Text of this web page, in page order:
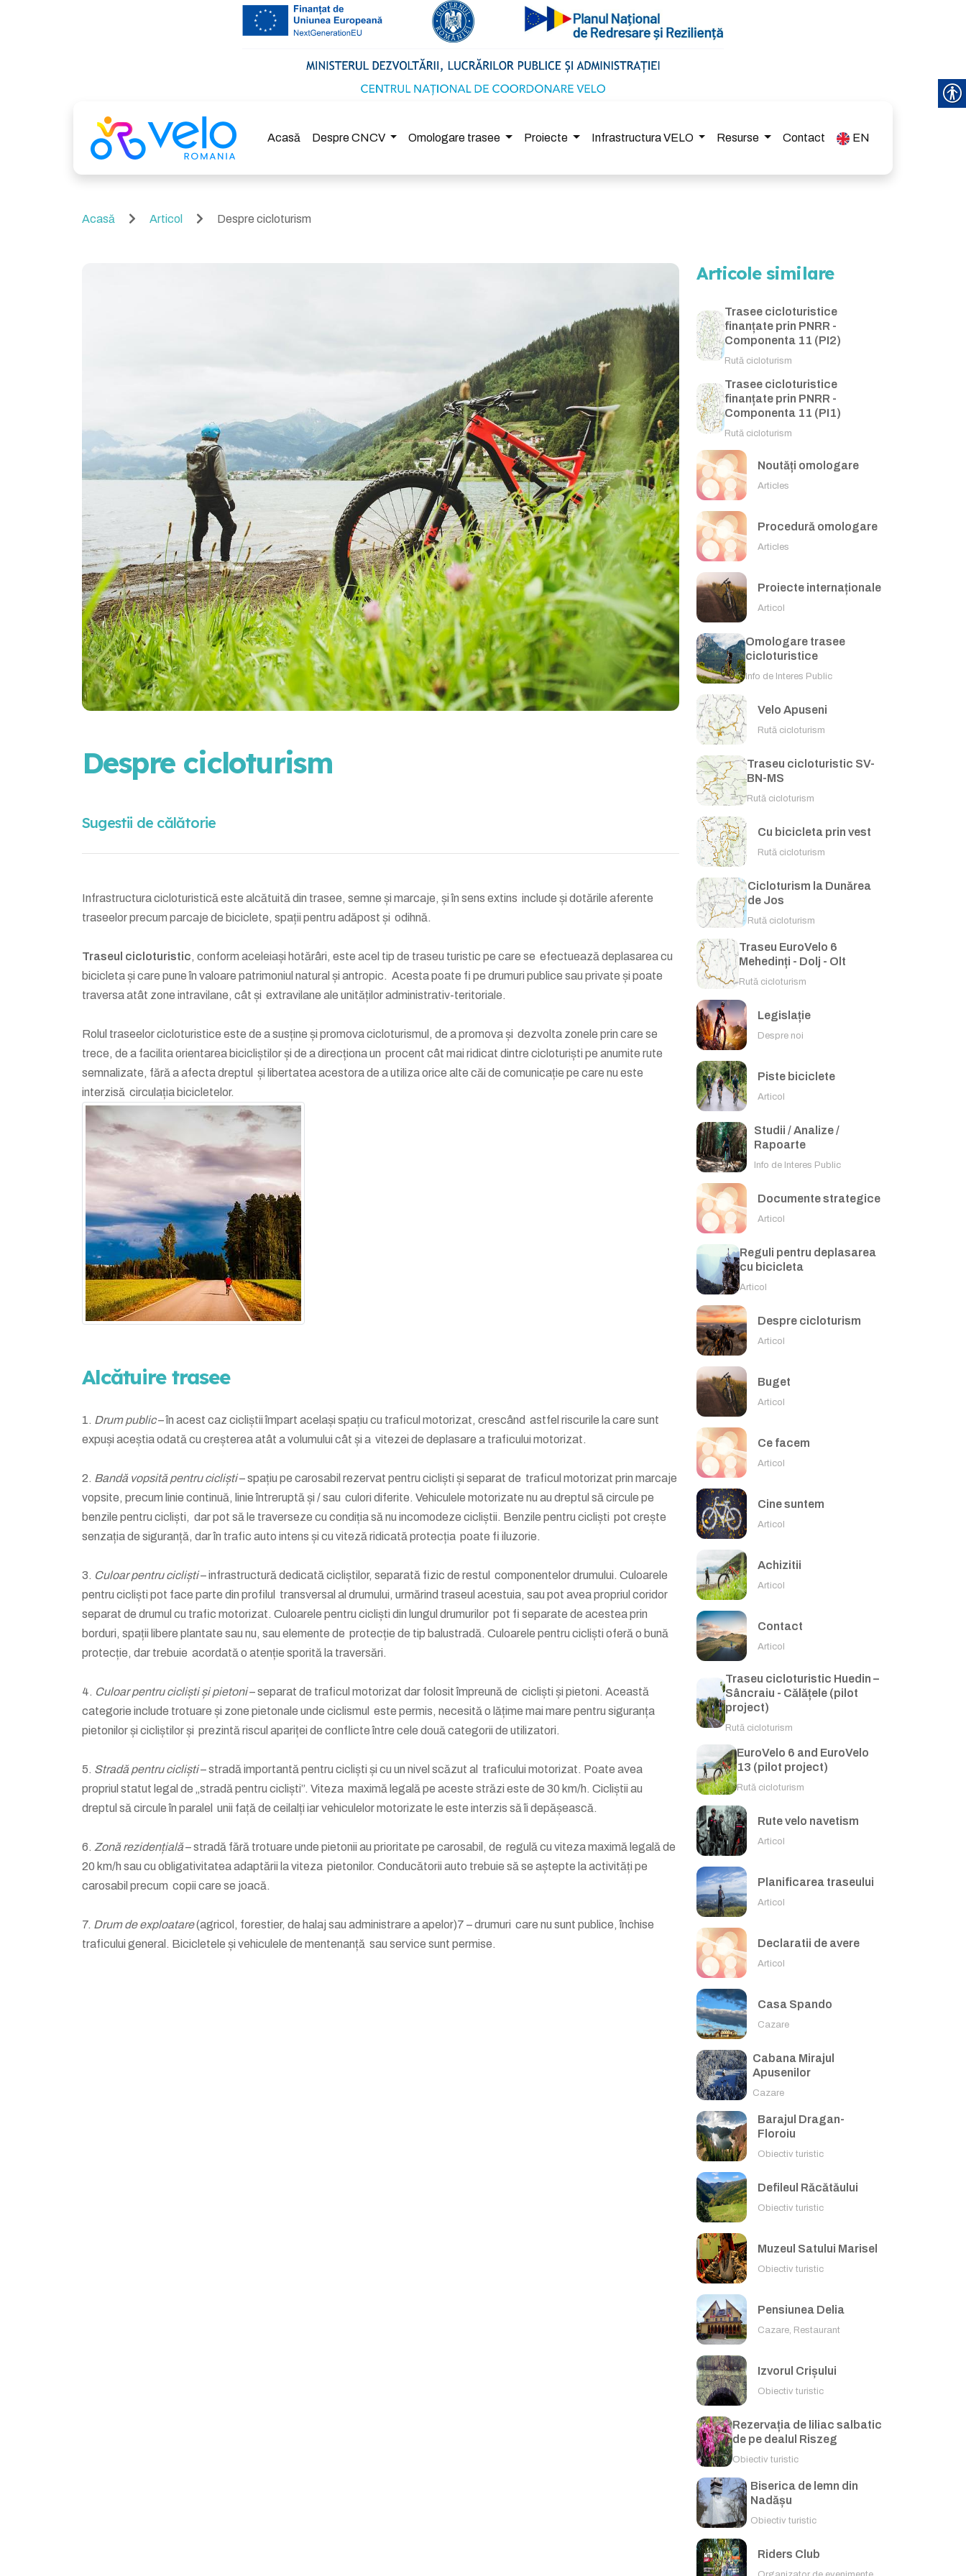
Acasă Despre CNCV Omologare trasee Proiecte Infrastructura VELO Resurse Contact EN
Acasă Articol Despre cicloturism
Despre cicloturism
Sugestii de călătorie
Infrastructura cicloturistică este alcătuită din trasee, semne și marcaje, și în sens extins include și dotările aferente
traseelor precum parcaje de biciclete, spații pentru adăpost și odihnă.
Traseul cicloturistic, conform aceleiași hotărâri, este acel tip de traseu turistic pe care se efectuează deplasarea cu
bicicleta și care pune în valoare patrimoniul natural și antropic. Acesta poate fi pe drumuri publice sau private și poate
traversa atât zone intravilane, cât și extravilane ale unităților administrativ-teritoriale.
Rolul traseelor cicloturistice este de a susține și promova cicloturismul, de a promova și dezvolta zonele prin care se
trece, de a facilita orientarea bicicliștilor și de a direcționa un procent cât mai ridicat dintre cicloturiști pe anumite rute
semnalizate, fără a afecta dreptul și libertatea acestora de a utiliza orice alte căi de comunicație pe care nu este
interzisă circulația bicicletelor.
Alcătuire trasee
1. Drum public– în acest caz cicliștii împart același spațiu cu traficul motorizat, crescând astfel riscurile la care sunt
expuși aceștia odată cu creșterea atât a volumului cât și a vitezei de deplasare a traficului motorizat.
2. Bandă vopsită pentru cicliști– spațiu pe carosabil rezervat pentru cicliști și separat de traficul motorizat prin marcaje
vopsite, precum linie continuă, linie întreruptă și / sau culori diferite. Vehiculele motorizate nu au dreptul să circule pe
benzile pentru cicliști, dar pot să le traverseze cu condiția să nu incomodeze cicliștii. Benzile pentru cicliști pot crește
senzația de siguranță, dar în trafic auto intens și cu viteză ridicată protecția poate fi iluzorie.
3. Culoar pentru cicliști– infrastructură dedicată cicliștilor, separată fizic de restul componentelor drumului. Culoarele
pentru cicliști pot face parte din profilul transversal al drumului, urmărind traseul acestuia, sau pot avea propriul coridor
separat de drumul cu trafic motorizat. Culoarele pentru cicliști din lungul drumurilor pot fi separate de acestea prin
borduri, spații libere plantate sau nu, sau elemente de protecție de tip balustradă. Culoarele pentru cicliști oferă o bună
protecție, dar trebuie acordată o atenție sporită la traversări.
4. Culoar pentru cicliști și pietoni– separat de traficul motorizat dar folosit împreună de cicliști și pietoni. Această
categorie include trotuare și zone pietonale unde ciclismul este permis, necesită o lățime mai mare pentru siguranța
pietonilor și cicliștilor și prezintă riscul apariței de conflicte între cele două categorii de utilizatori.
5. Stradă pentru cicliști– stradă importantă pentru cicliști și cu un nivel scăzut al traficului motorizat. Poate avea
propriul statut legal de „stradă pentru cicliști”. Viteza maximă legală pe aceste străzi este de 30 km/h. Cicliștii au
dreptul să circule în paralel unii față de ceilalți iar vehiculelor motorizate le este interzis să îi depășească.
6. Zonă rezidențială– stradă fără trotuare unde pietonii au prioritate pe carosabil, de regulă cu viteza maximă legală de
20 km/h sau cu obligativitatea adaptării la viteza pietonilor. Conducătorii auto trebuie să se aștepte la activități pe
carosabil precum copii care se joacă.
7. Drum de exploatare(agricol, forestier, de halaj sau administrare a apelor)7 – drumuri care nu sunt publice, închise
traficului general. Bicicletele și vehiculele de mentenanță sau service sunt permise.
Articole similare
Trasee cicloturistice
finanțate prin PNRR -
Componenta 11 (PI2)
Rută cicloturism
Trasee cicloturistice
finanțate prin PNRR -
Componenta 11 (PI1)
Rută cicloturism
Noutăți omologare
Articles
Procedură omologare
Articles
Proiecte internaționale
Articol
Omologare trasee
cicloturistice
Info de Interes Public
Velo Apuseni
Rută cicloturism
Traseu cicloturistic SV-
BN-MS
Rută cicloturism
Cu bicicleta prin vest
Rută cicloturism
Cicloturism la Dunărea
de Jos
Rută cicloturism
Traseu EuroVelo 6
Mehedinți - Dolj - Olt
Rută cicloturism
Legislație
Despre noi
Piste biciclete
Articol
Studii / Analize /
Rapoarte
Info de Interes Public
Documente strategice
Articol
Reguli pentru deplasarea
cu bicicleta
Articol
Despre cicloturism
Articol
Buget
Articol
Ce facem
Articol
Cine suntem
Articol
Achizitii
Articol
Contact
Articol
Traseu cicloturistic Huedin –
Sâncraiu - Călățele (pilot
project)
Rută cicloturism
EuroVelo 6 and EuroVelo
13 (pilot project)
Rută cicloturism
Rute velo navetism
Articol
Planificarea traseului
Articol
Declaratii de avere
Articol
Casa Spando
Cazare
Cabana Mirajul
Apusenilor
Cazare
Barajul Dragan-
Floroiu
Obiectiv turistic
Defileul Răcătăului
Obiectiv turistic
Muzeul Satului Marisel
Obiectiv turistic
Pensiunea Delia
Cazare, Restaurant
Izvorul Crișului
Obiectiv turistic
Rezervația de liliac salbatic
de pe dealul Riszeg
Obiectiv turistic
Biserica de lemn din
Nadășu
Obiectiv turistic
Riders Club